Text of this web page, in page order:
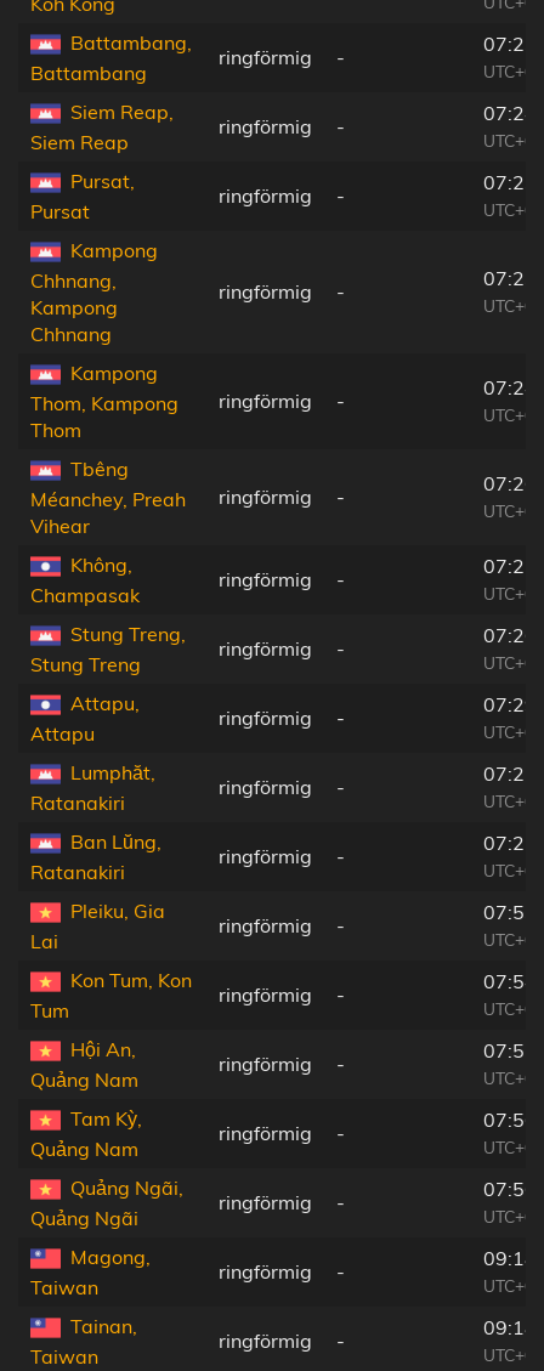
Battambang,
Battambang
ringförmig -
Siem Reap,
Siem Reap
ringförmig -
Pursat,
Pursat
ringförmig -
Kampong
Chhnang,
Kampong
Chhnang
ringförmig -
Kampong
Thom, Kampong
Thom
ringförmig -
Tbêng
Méanchey, Preah
Vihear
ringförmig -
Không,
Champasak
ringförmig -
Stung Treng,
Stung Treng
ringförmig -
Attapu,
Attapu
ringförmig -
Lumphăt,
Ratanakiri
ringförmig -
Ban Lŭng,
Ratanakiri
ringförmig -
Pleiku, Gia
Lai
ringförmig -
Kon Tum, Kon
Tum
ringförmig -
Hội An,
Quảng Nam
ringförmig -
Tam Kỳ,
Quảng Nam
ringförmig -
Quảng Ngãi,
Quảng Ngãi
ringförmig -
Magong,
Taiwan
ringförmig -
Tainan,
Taiwan
ringförmig -